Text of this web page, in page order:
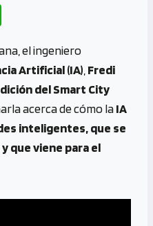
at
s
A
p
p
el ingeniero
Artificial (IA) Fredi
del Smart City
acerca de cómo laIA
inteligentes, que se
que viene para el